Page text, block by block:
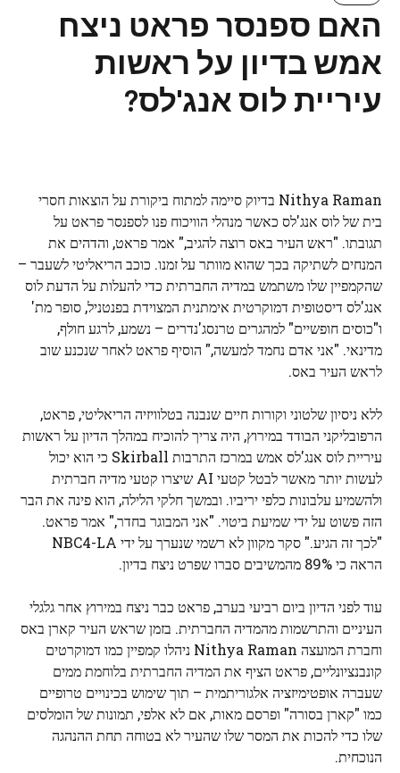
האם ספנסר פראט ניצח
אמש בדיון על ראשות
עיריית לוס אנג'לס?
Nithya Raman בדיוק סיימה למתוח ביקורת על הוצאות חסרי
בית של לוס אנג'לס כאשר מנהלי הוויכוח פנו לספנסר פראט על
תגובתו. "ראש העיר באס רוצה להגיב," אמר פראט, והדהים את
המנחים לשתיקה בכך שהוא מוותר על זמנו. כוכב הריאליטי לשעבר –
שהקמפיין שלו משתמש במדיה החברתית כדי להעלות על הדעת לוס
אנג'לס דיסטופית דמוקרטית אימתנית המצוידת בפנטניל, סופר מת'
ו"כוסים חופשיים" למהגרים טרנסג'נדרים – נשמע, לרגע חולף,
מדינאי. "אני אדם נחמד למעשה," הוסיף פראט לאחר שנכנע שוב
לראש העיר באס.
ללא ניסיון שלטוני וקורות חיים שנבנה בטלוויזיה הריאליטי, פראט,
הרפובליקני הבודד במירוץ, היה צריך להוכיח במהלך הדיון על ראשות
עיריית לוס אנג'לס אמש במרכז התרבות Skirball כי הוא יכול
לעשות יותר מאשר לבטל קטעי AI שיצרו קטעי מדיה חברתית
ולהשמיע עלבונות כלפי יריביו. ובמשך חלקי הלילה, הוא פינה את הבר
הזה פשוט על ידי שמיעת ביטוי. "אני המבוגר בחדר," אמר פראט.
"לכך זה הגיע." סקר מקוון לא רשמי שנערך על ידי NBC4-LA
הראה כי 89% מהמשיבים סברו שפרט ניצח בדיון.
עוד לפני הדיון ביום רביעי בערב, פראט כבר ניצח במירוץ אחר גלגלי
העיניים והתרשמות מהמדיה החברתית. בזמן שראש העיר קארן באס
וחברת המועצה Nithya Raman ניהלו קמפיין כמו דמוקרטים
קונבנציונליים, פראט הציף את המדיה החברתית בלוחמת ממים
שעברה אופטימיזציה אלגוריתמית – תוך שימוש בכינויים טרופיים
כמו "קארן בסורה" ופרסם מאות, אם לא אלפי, תמונות של הומלסים
שלו כדי להכות את המסר שלו שהעיר לא בטוחה תחת ההנהגה
הנוכחית.